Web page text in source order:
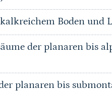
Boden und
der planaren bis
planaren bis